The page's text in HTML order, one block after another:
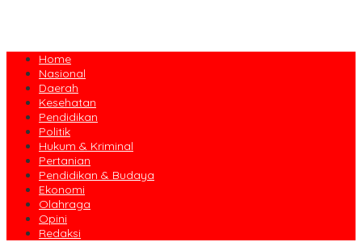
Home
Nasional
Daerah
Kesehatan
Pendidikan
Politik
Hukum & Kriminal
Pertanian
Pendidikan & Budaya
Ekonomi
Olahraga
Opini
Redaksi